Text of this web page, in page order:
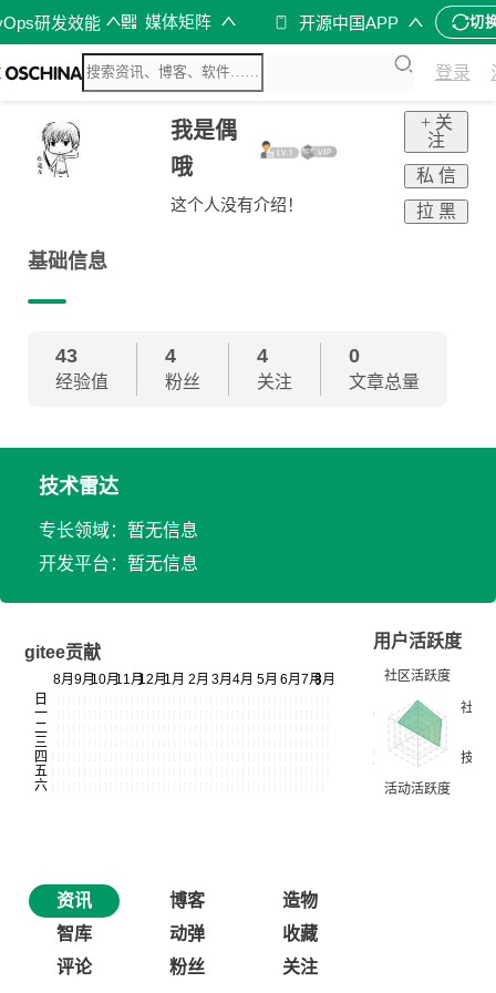
研发效能 媒体矩阵 开源中国APP 切
登录
我是偶
哦
这个人没有介绍！
+ 关
注
私 信
拉 黑
基础信息
43
经验值
4
粉丝
4
关注
0
文章总量
技术雷达
专长领域：暂无信息
开发平台：暂无信息
gitee贡献
用户活跃度
资讯 博客
造物
智库
动弹
收藏
评论
粉丝 关注